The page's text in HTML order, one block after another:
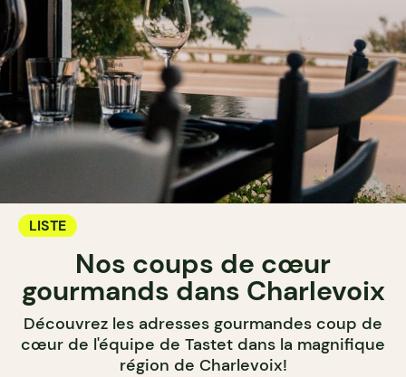
LISTE
Nos coups de cœur
gourmands dans Charlevoix
Découvrez les adresses gourmandes coup de
cœur de l'équipe de Tastet dans la magnifique
région de Charlevoix!